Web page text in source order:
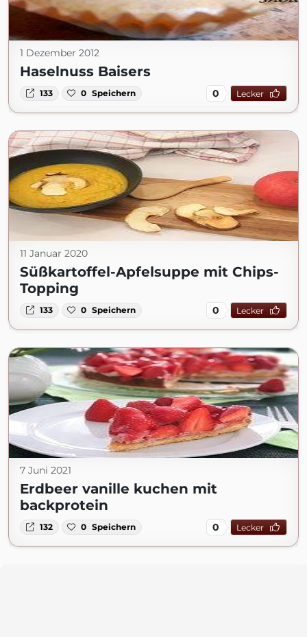
1 Dezember 2012
Haselnuss Baisers
133 0 Speichern 0 Lecker
11 Januar 2020
Süßkartoffel-Apfelsuppe mit Chips-
Topping
133 0 Speichern 0 Lecker
7 Juni 2021
Erdbeer vanille kuchen mit
backprotein
132 0 Speichern 0 Lecker